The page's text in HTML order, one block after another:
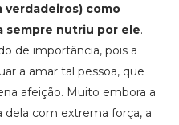
como
sempre nutriu por ele.
de importância, pois a
a amar tal pessoa, que
afeição. Muito embora a
dela com extrema força, a